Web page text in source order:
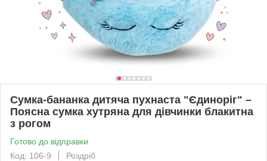
Сумка-бананка дитяча пухнаста "Єдиноріг" –
Поясна сумка хутряна для дівчинки блакитна
з рогом
Готово до відправки
Код: 106-9
Роздріб